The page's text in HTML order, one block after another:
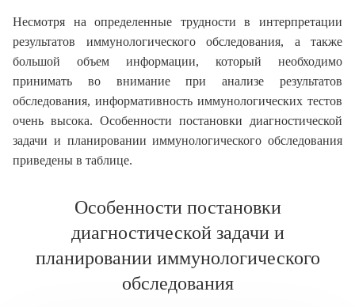
Несмотря на определенные трудности в интерпретации
результатов иммунологического обследования, а также
большой объем информации, который необходимо
принимать во внимание при анализе результатов
обследования, информативность иммунологических тестов
очень высока. Особенности постановки диагностической
задачи и планировании иммунологического обследования
приведены в таблице.
Особенности постановки
диагностической задачи и
планировании иммунологического
обследования